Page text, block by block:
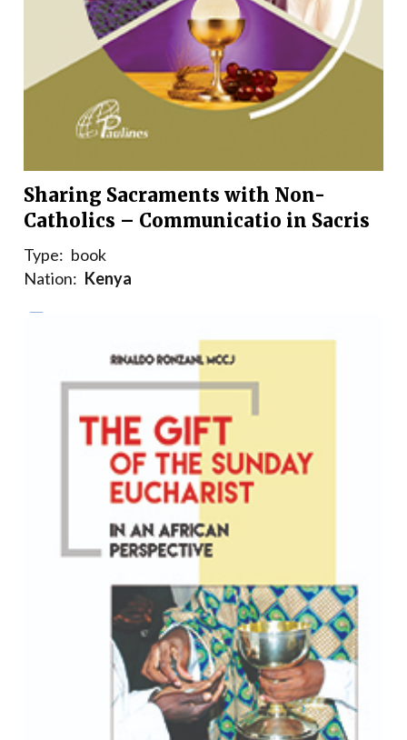
Sharing Sacraments with Non-
Catholics – Communicatio in Sacris
Type: book
Nation: Kenya